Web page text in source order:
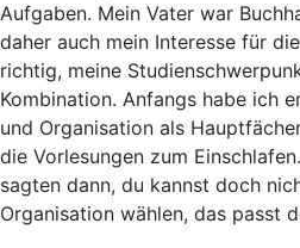
Aufgaben. Mein Vater war
daher auch mein Interesse für
richtig, meine
Kombination. Anfangs habe ich
und Organisation als
die Vorlesungen zum
sagten dann, du kannst doch
Organisation wählen, das passt